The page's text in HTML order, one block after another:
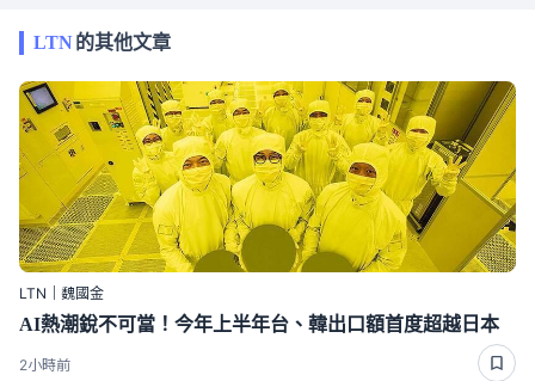
LTN的其他文章
LTN｜魏國金
AI熱潮銳不可當！今年上半年台、韓出口額首度超越日本
2小時前